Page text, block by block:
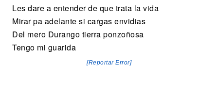
Les dare a entender de que trata la vida
Mirar pa adelante si cargas envidias
Del mero Durango tierra ponzoñosa
Tengo mi guarida
[Reportar Error]